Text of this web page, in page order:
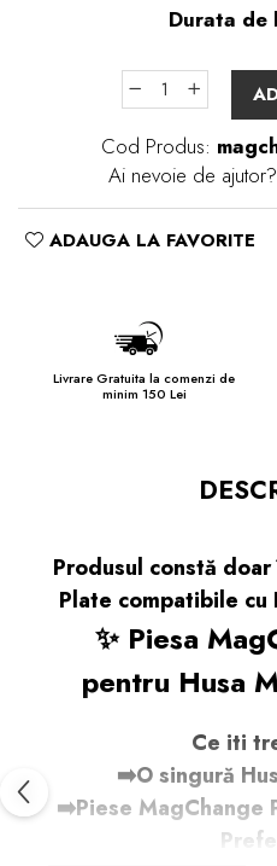
Durata de
Cod Produs:
Ai nevoie de ajutor?
ADAUGA LA FAVORITE
Livrare Gratuita la comenzi de
minim 150 Lei
Produsul constă
Plate compatibile cu
✨ Piesa
pentru Husa
Ce iti
➡️O singură
➡️Piese MagChange